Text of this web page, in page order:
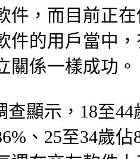
件，而目前正
件的用戶當中
關係一樣成功。
查顯示，18至
、25至34歲